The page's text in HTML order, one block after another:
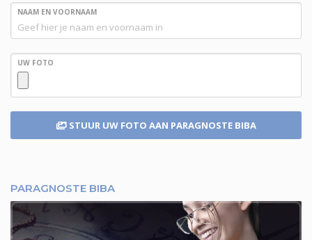
NAAM EN VOORNAAM
UW FOTO
STUUR UW FOTO AAN PARAGNOSTE BIBA
PARAGNOSTE BIBA